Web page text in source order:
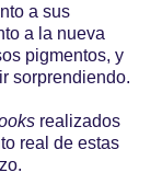
a sus
a la nueva
pigmentos, y
sorprendiendo.
realizados
real de estas